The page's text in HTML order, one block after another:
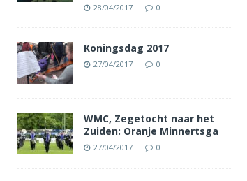
28/04/2017 0
Koningsdag 2017
27/04/2017 0
WMC, Zegetocht naar het
Zuiden: Oranje Minnertsga
27/04/2017 0